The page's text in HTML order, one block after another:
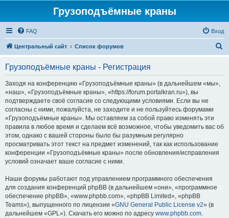
Грузоподъёмные краны
FAQ Вход
Центральный сайт Список форумов
Грузоподъёмные краны - Регистрация
Заходя на конференцию «Грузоподъёмные краны» (в дальнейшем «мы»,
«наш», «Грузоподъёмные краны», «https://forum.portalkran.ru»), вы
подтверждаете своё согласие со следующими условиями. Если вы не
согласны с ними, пожалуйста, не заходите и не пользуйтесь форумами
«Грузоподъёмные краны». Мы оставляем за собой право изменять эти
правила в любое время и сделаем всё возможное, чтобы уведомить вас об
этом, однако с вашей стороны было бы разумным регулярно
просматривать этот текст на предмет изменений, так как использование
конференции «Грузоподъёмные краны» после обновления/исправления
условий означает ваше согласие с ними.
Наши форумы работают под управлением программного обеспечения
для создания конференций phpBB (в дальнейшем «они», «программное
обеспечение phpBB», «www.phpbb.com», «phpBB Limited», «phpBB
Teams»), выпущенного по лицензии «GNU General Public License v2» (в
дальнейшем «GPL»). Скачать его можно по адресу www.phpbb.com.